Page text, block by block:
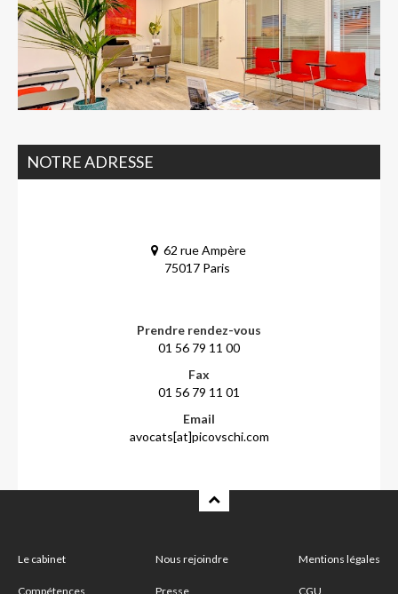
NOTRE ADRESSE
62 rue Ampère
75017 Paris
Prendre rendez-vous
01 56 79 11 00
Fax
01 56 79 11 01
Email
avocats[at]picovschi.com
Le cabinet
Compétences
Nous rejoindre
Presse
Mentions légales
CGU